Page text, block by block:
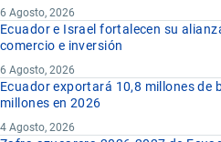
6 Agosto, 2026
Ecuador e Israel fortalecen su
comercio e inversión
6 Agosto, 2026
Ecuador exportará 10,8 millones de
millones en 2026
4 Agosto, 2026